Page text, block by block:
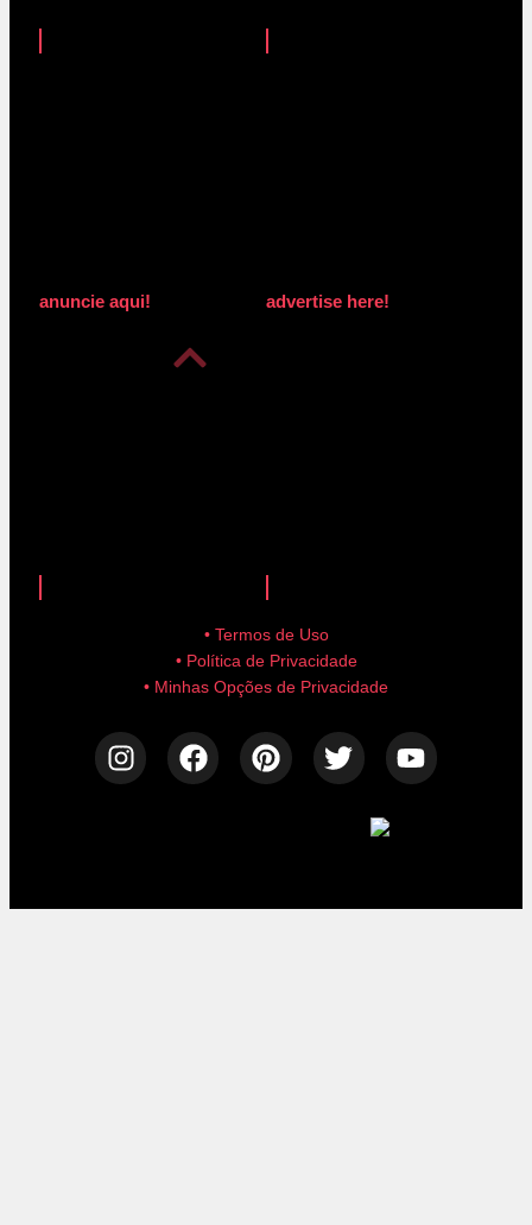
anuncie aqui! advertise here!
• Termos de Uso
• Política de Privacidade
• Minhas Opções de Privacidade